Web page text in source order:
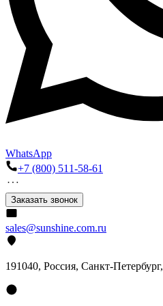
WhatsApp
+7 (800) 511-58-61
Заказать звонок
sales@sunshine.com.ru
191040, Россия, Санкт-Петербург,